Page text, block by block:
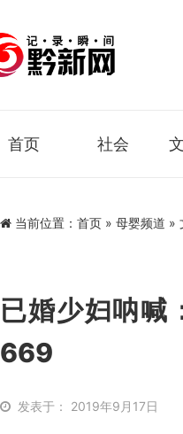
首页 社会
当前位置： 首页 » 母婴频道 »
已婚少妇呐喊
669
发表于： 2019年9月17日